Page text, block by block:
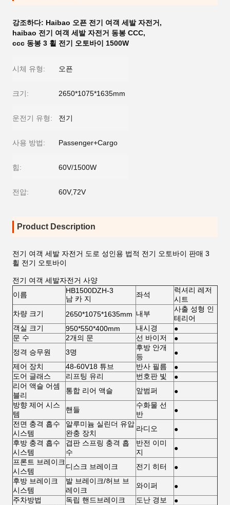
강조하다: Haibao 오픈 전기 여객 세발 자전거 ,
haibao 전기 여객 세발 자전거 동봉 CCC,
ccc 동봉 3 휠 전기 오토바이 1500W
시체 유형: 오픈
크기: 2650*1075*1635mm
운전기 유형: 전기
사용 방법: Passenger+Cargo
힘: 60V/1500W
전압: 60V,72V
Product Description
전기 여객 세발 자전거 도로 성인용 법적 전기 오토바이 판매 3
휠 전기 오토바이
전기 여객 세발자전거 사양
이름
HB1500DZH-3
남 카 지
좌석
럭셔리 레저
시트
차량 크기
2650*1075*1635mm 내부
사출 성형 인
테리어
객실 크기
950*550*400mm 내시경
●
문 수
2개의 문 선 바이저
●
정격 승무원
3명
후방 안개
등
●
제어 장치
48-60V18 튜브 반사 필름
●
도어 글래스
리프팅 유리 번호판 빛
●
리어 액슬 어셈
블리
통합 리어 액슬 앞범퍼
●
방향 제어 시스
템
핸들
수화물 선
반
●
전면 충격 흡수
시스템
알루미늄 실린더 유압
완충 장치
라디오
●
후방 충격 흡수
시스템
겹판 스프링 충격 흡
수
반전 이미
지
●
프론트 브레이크
시스템
디스크 브레이크 전기 히터
●
후방 브레이크
시스템
발 브레이크/허브 브
레이크
와이퍼
●
주차방법
독립 핸드브레이크 도난 경보
●